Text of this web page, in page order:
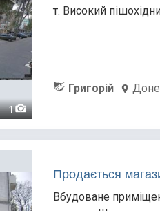
1
т. Високий
Григорій
Продається
Вбудоване